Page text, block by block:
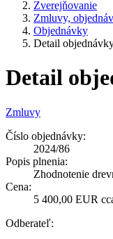
Zverejňovanie
Zmluvy,
Objednávky
Detail
Detail
Zmluvy
Číslo objednávky:
2024/86
Popis plnenia:
Zhodnotenie
Cena:
5 400,00 EUR
Odberateľ: